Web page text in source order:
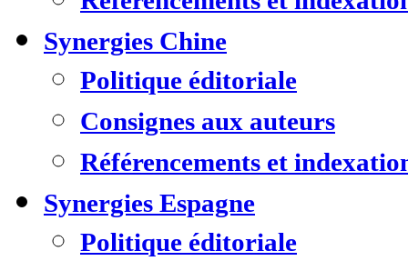
Synergies Chine
Politique éditoriale
Consignes aux auteurs
Référencements et
Synergies Espagne
Politique éditoriale